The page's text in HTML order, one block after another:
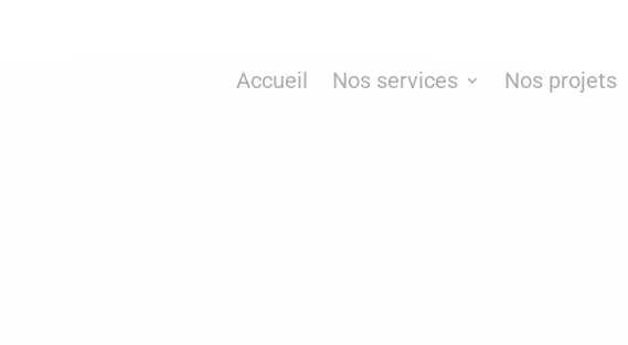
Accueil Nos services Nos projets